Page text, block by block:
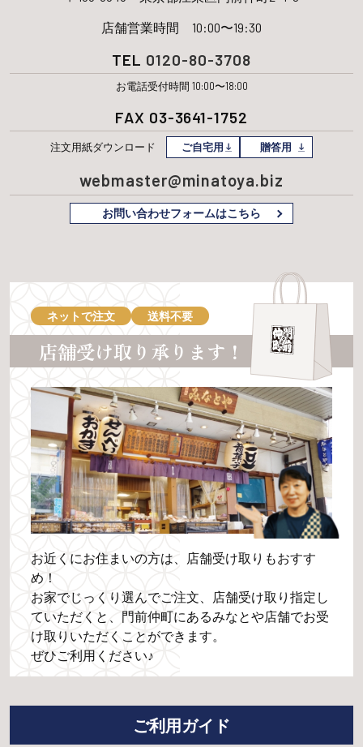
店舗営業時間 10:00〜19:30
TEL 0120-80-3708
お電話受付時間 10:00〜18:00
FAX 03-3641-1752
注文用紙ダウンロード ご自宅用 贈答用
webmaster@minatoya.biz
お問い合わせフォームはこちら
ネットで注文 送料不要
店舗受け取り承ります！
お近くにお住まいの方は、店舗受け取りもおすす
め！
お家でじっくり選んでご注文、店舗受け取り指定し
ていただくと、門前仲町にあるみなとや店舗でお受
け取りいただくことができます。
ぜひご利用ください♪
ご利用ガイド